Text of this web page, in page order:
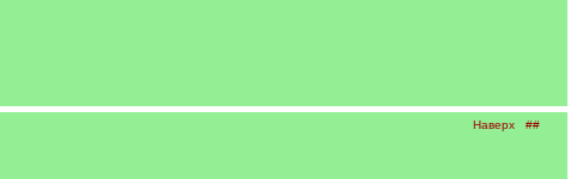
Наверх ##